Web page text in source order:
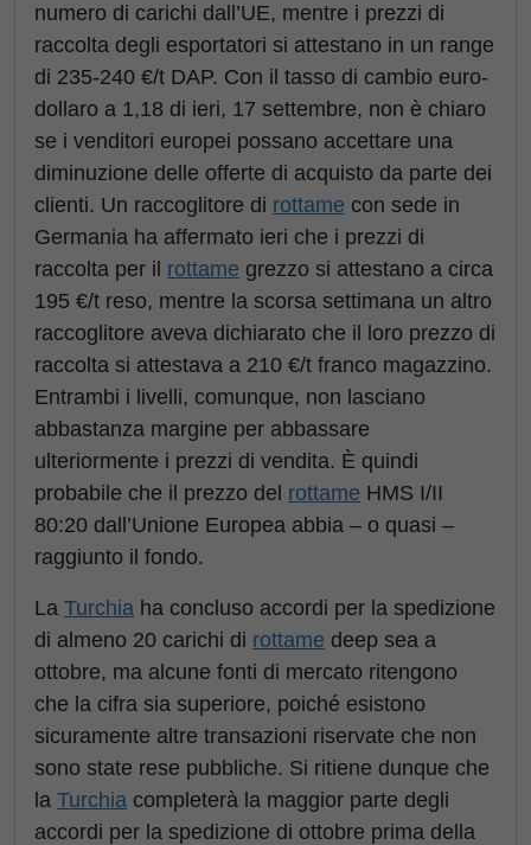
numero di carichi dall’UE, mentre i prezzi di
raccolta degli esportatori si attestano in un range
di 235-240 €/t DAP. Con il tasso di cambio euro-
dollaro a 1,18 di ieri, 17 settembre, non è chiaro
se i venditori europei possano accettare una
diminuzione delle offerte di acquisto da parte dei
clienti. Un raccoglitore di rottame con sede in
Germania ha affermato ieri che i prezzi di
raccolta per il rottame grezzo si attestano a circa
195 €/t reso, mentre la scorsa settimana un altro
raccoglitore aveva dichiarato che il loro prezzo di
raccolta si attestava a 210 €/t franco magazzino.
Entrambi i livelli, comunque, non lasciano
abbastanza margine per abbassare
ulteriormente i prezzi di vendita. È quindi
probabile che il prezzo del rottame HMS I/II
80:20 dall’Unione Europea abbia – o quasi –
raggiunto il fondo.
La Turchia ha concluso accordi per la spedizione
di almeno 20 carichi di rottame deep sea a
ottobre, ma alcune fonti di mercato ritengono
che la cifra sia superiore, poiché esistono
sicuramente altre transazioni riservate che non
sono state rese pubbliche. Si ritiene dunque che
la Turchia completerà la maggior parte degli
accordi per la spedizione di ottobre prima della